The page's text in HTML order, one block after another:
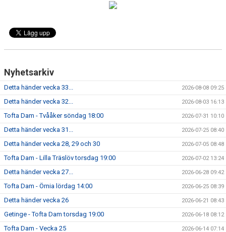
DOKUMENT
Nyhetsarkiv
Detta händer vecka 33... 2026-08-08 09:25
Detta händer vecka 32... 2026-08-03 16:13
Tofta Dam - Tvååker söndag 18:00 2026-07-31 10:10
Detta händer vecka 31... 2026-07-25 08:40
Detta händer vecka 28, 29 och 30 2026-07-05 08:48
Tofta Dam - Lilla Träslöv torsdag 19:00 2026-07-02 13:24
Detta händer vecka 27... 2026-06-28 09:42
Tofta Dam - Örnia lördag 14:00 2026-06-25 08:39
Detta händer vecka 26 2026-06-21 08:43
Getinge - Tofta Dam torsdag 19:00 2026-06-18 08:12
Tofta Dam - Vecka 25 2026-06-14 07:14